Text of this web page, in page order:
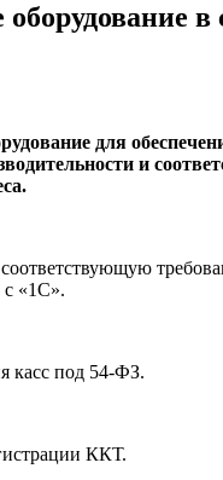
оборудование в
для
и
«1С».
касс под 54-ФЗ.
ККТ.